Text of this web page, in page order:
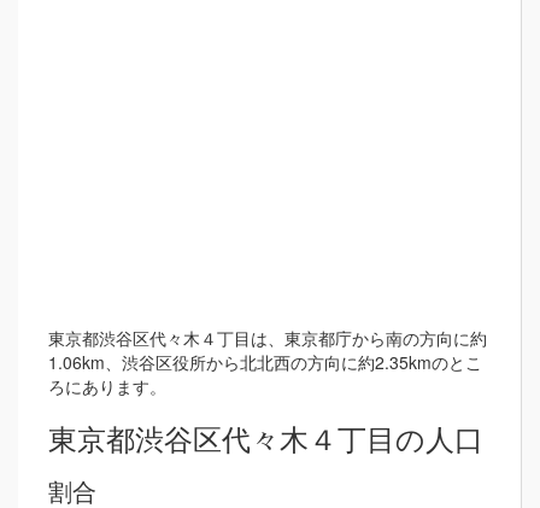
東京都渋谷区代々木４丁目は、東京都庁から南の方向に約
1.06km、渋谷区役所から北北西の方向に約2.35kmのとこ
ろにあります。
東京都渋谷区代々木４丁目の人口
割合